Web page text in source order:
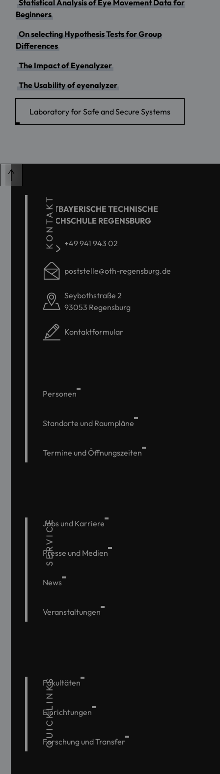
Statistical Analysis of Eye Movement Data for
Beginners
On selecting Hypothesis Tests for Group
Differences
The Impact of Eyenalyzer
The Usability of eyenalyzer
Laboratory for Safe and Secure Systems
KONTAKT
OSTBAYERISCHE TECHNISCHE
HOCHSCHULE REGENSBURG
+49 941 943 02
poststelle@oth-regensburg.de
Seybothstraße 2
93053 Regensburg
Kontaktformular
Personen
Standorte und Raumpläne
Termine und Öffnungszeiten
SERVICE
Jobs und Karriere
Presse und Medien
News
Veranstaltungen
QUICKLINKS
Fakultäten
Einrichtungen
Forschung und Transfer